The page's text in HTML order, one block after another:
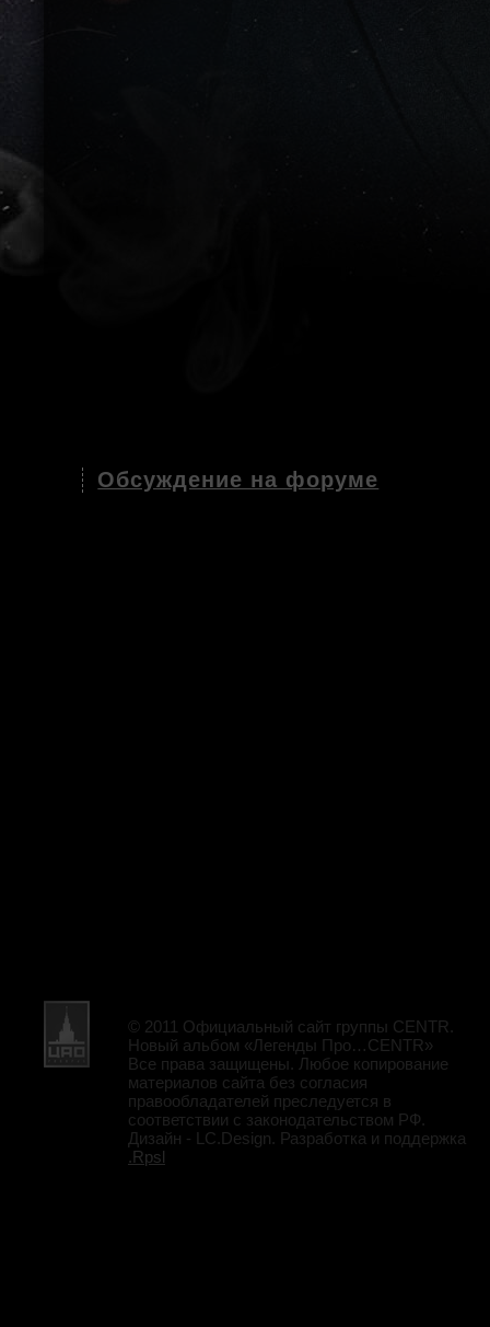
Обсуждение на форуме
© 2011 Официальный сайт группы CENTR.
Новый альбом «Легенды Про…CENTR»
Все права защищены. Любое копирование
материалов сайта без согласия
правообладателей преследуется в
соответствии с законодательством РФ.
Дизайн - LC.Design. Разработка и поддержка
.Rpsl